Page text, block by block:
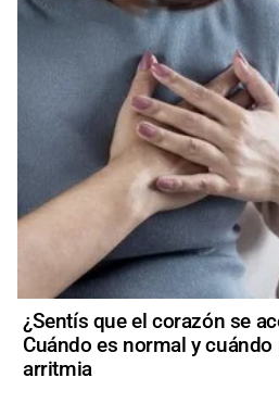
¿Sentís que el corazón se
Cuándo es normal y
arritmia